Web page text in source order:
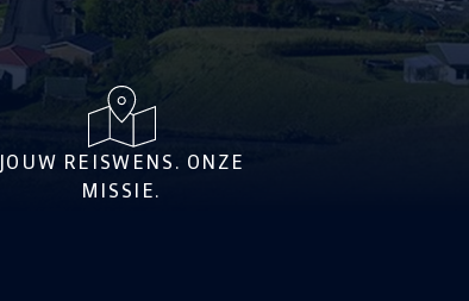
JOUW REISWENS. ONZE
MISSIE.